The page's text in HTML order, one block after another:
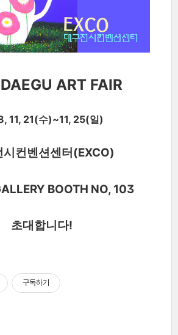
ART FAIR
11, 21(수)~11, 25(일)
시컨벤션센터(EXCO)
BOOTH NO, 103
초대합니다!
구독하기